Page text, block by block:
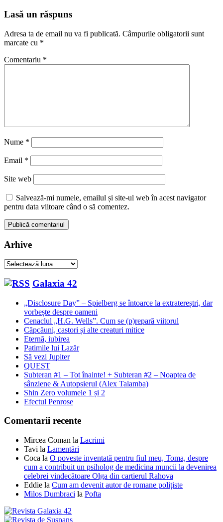
Lasă un răspuns
Adresa ta de email nu va fi publicată. Câmpurile obligatorii sunt
marcate cu *
Comentariu *
Nume *
Email *
Site web
Salvează-mi numele, emailul și site-ul web în acest navigator
pentru data viitoare când o să comentez.
Arhive
Arhive
Galaxia 42
„Disclosure Day” – Spielberg se întoarce la extratereștri, dar
vorbește despre oameni
Cenaclul „H.G. Wells”. Cum se (p)repară viitorul
Căpcăuni, castori și alte creaturi mitice
Eternă, iubirea
Patimile lui Lazăr
Să vezi Jupiter
QUEST
Subteran #1 – Tot înainte! + Subteran #2 – Noaptea de
sânziene & Autopsierul (Alex Talamba)
Shin Zero volumele 1 și 2
Efectul Penrose
Comentarii recente
Mircea Coman la Lacrimi
Tavi la Lamentări
Coca la O poveste inventată pentru fiul meu, Toma, despre
cum a contribuit un psiholog de medicina muncii la devenirea
celebrei vindecătoare Olga din cartierul Rahova
Eddie la Cum am devenit autor de romane polițiste
Milos Dumbraci la Pofta